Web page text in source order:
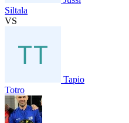
Siltala
VS
Tapio
Totro